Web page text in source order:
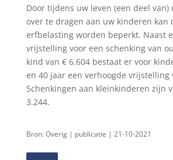
Door tijdens uw leven (een deel van)
over te dragen aan uw kinderen kan
erfbelasting worden beperkt. Naast
vrijstelling voor een schenking van
kind van € 6.604 bestaat er voor
en 40 jaar een verhoogde vrijstelling
Schenkingen aan kleinkinderen zijn
3.244.
Bron: Overig | publicatie | 21-10-2021